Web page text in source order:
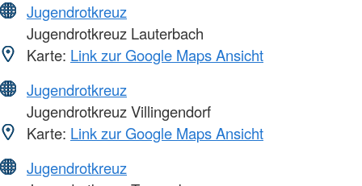
Jugendrotkreuz
Jugendrotkreuz Lauterbach
Karte: Link zur Google Maps Ansicht
Jugendrotkreuz
Jugendrotkreuz Villingendorf
Karte: Link zur Google Maps Ansicht
Jugendrotkreuz